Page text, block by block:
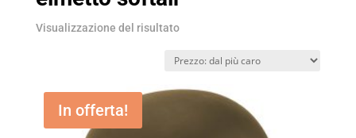
Visualizzazione del risultato
In offerta!